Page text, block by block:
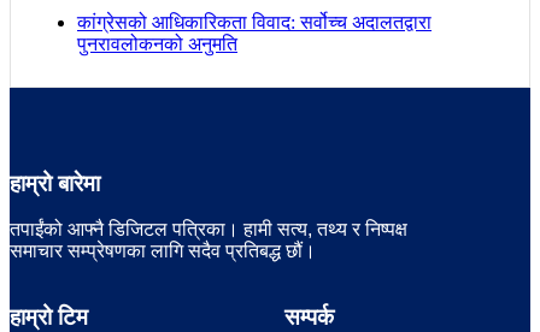
कांग्रेसको आधिकारिकता विवाद: सर्वोच्च अदालतद्वारा
पुनरावलोकनको अनुमति
हाम्रो बारेमा
तपाईंको आफ्नै डिजिटल पत्रिका। हामी सत्य, तथ्य र निष्पक्ष
समाचार सम्प्रेषणका लागि सदैव प्रतिबद्ध छौं।
हाम्रो टिम सम्पर्क